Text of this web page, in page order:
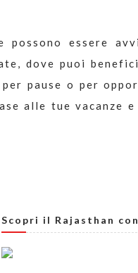
possono essere
dove puoi
pause o per
alle tue vacanze
Scopri il Rajasthan